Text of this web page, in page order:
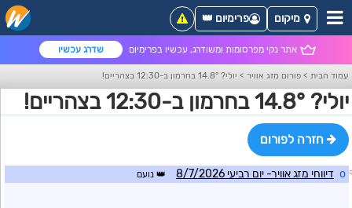
אתר נקי מפרסומות ומשודרג, עכשיו בפרימיום שדרג עכשיו
מיקום פרימיום 👑
עמוד הבית > פורום מזג אוויר > יולי? 14.8° בחרמון ב-12:30 בצהריים!
יולי? 14.8° בחרמון ב-12:30 בצהריים!
חזרה לפורום
o דיווחי מזג אוויר- יום רביעי 8/7/2026 נועם